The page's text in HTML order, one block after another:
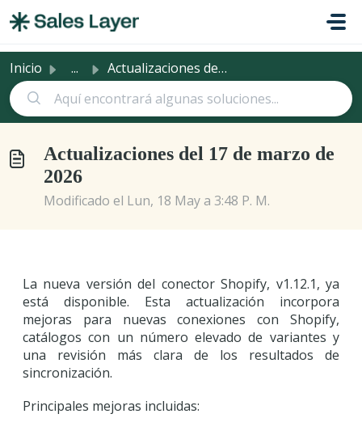
Inicio ... Actualizaciones del 17 de marzo de 2026
Actualizaciones del 17 de marzo de
2026
Modificado el Lun, 18 May a 3:48 P. M.
La nueva versión del conector Shopify, v1.12.1, ya
está disponible. Esta actualización incorpora
mejoras para nuevas conexiones con Shopify,
catálogos con un número elevado de variantes y
una revisión más clara de los resultados de
sincronización.
Principales mejoras incluidas: